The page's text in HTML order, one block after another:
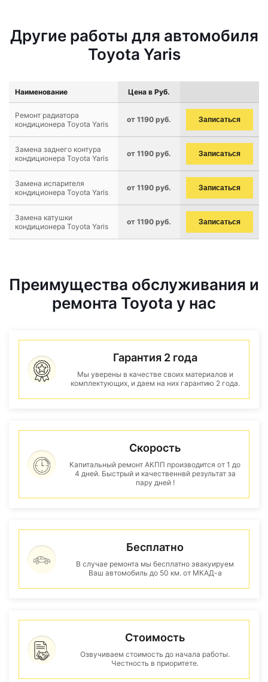
Другие работы для автомобиля
Toyota Yaris
Наименование Цена в Руб.
Ремонт радиатора
кондиционера Toyota Yaris
от 1190 руб. Записаться
Замена заднего контура
кондиционера Toyota Yaris
от 1190 руб. Записаться
Замена испарителя
кондиционера Toyota Yaris
от 1190 руб. Записаться
Замена катушки
кондиционера Toyota Yaris
от 1190 руб. Записаться
Преимущества обслуживания и
ремонта Toyota у нас
Гарантия 2 года
Мы уверены в качестве своих материалов и
комплектующих, и даем на них гарантию 2 года.
Скорость
Капитальный ремонт АКПП производится от 1 до
4 дней. Быстрый и качественнвй результат за
пару дней !
Бесплатно
В случае ремонта мы бесплатно эвакуируем
Ваш автомобиль до 50 км. от МКАД-а
Стоимость
Озвучиваем стоимость до начала работы.
Честность в приоритете.